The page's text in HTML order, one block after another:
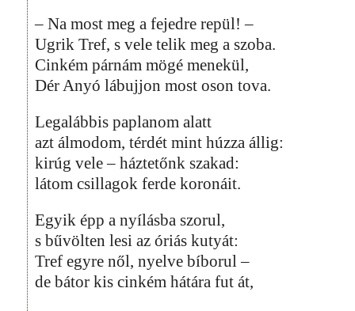
– Na most meg a fejedre repül! –
Ugrik Tref, s vele telik meg a szoba.
Cinkém párnám mögé menekül,
Dér Anyó lábujjon most oson tova.
Legalábbis paplanom alatt
azt álmodom, térdét mint húzza állig:
kirúg vele – háztetőnk szakad:
látom csillagok ferde koronáit.
Egyik épp a nyílásba szorul,
s bűvölten lesi az óriás kutyát:
Tref egyre nől, nyelve bíborul –
de bátor kis cinkém hátára fut át,